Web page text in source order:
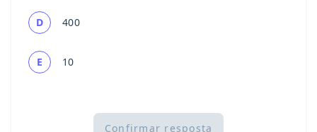
D 400
E 10
Confirmar resposta